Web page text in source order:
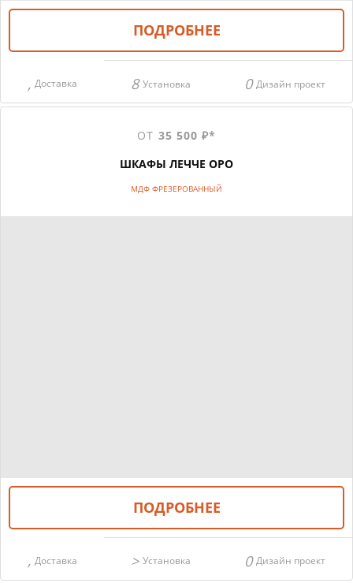
ПОДРОБНЕЕ
Доставка Установка Дизайн проект
ОТ 35 500 ₽*
ШКАФЫ ЛЕЧЧЕ ОРО
МДФ ФРЕЗЕРОВАННЫЙ
ПОДРОБНЕЕ
Доставка Установка Дизайн проект